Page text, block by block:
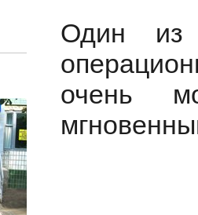
Один из
очень